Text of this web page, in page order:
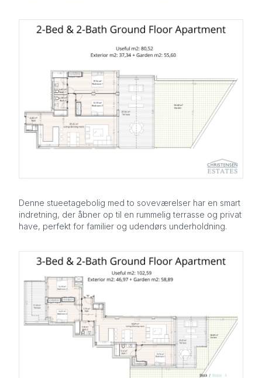
Denne stueetagebolig med to soveværelser har en smart
indretning, der åbner op til en rummelig terrasse og privat
have, perfekt for familier og udendørs underholdning.